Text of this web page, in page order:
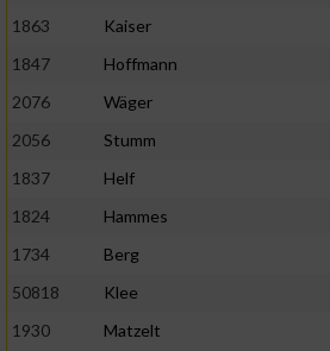
1863
Kaiser
1847
Hoffmann
2076
Wäger
2056
Stumm
1837
Helf
1824
Hammes
1734
Berg
50818
Klee
1930
Matzelt